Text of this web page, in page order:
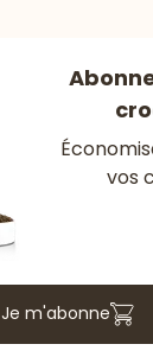
vos
Je m'abonne